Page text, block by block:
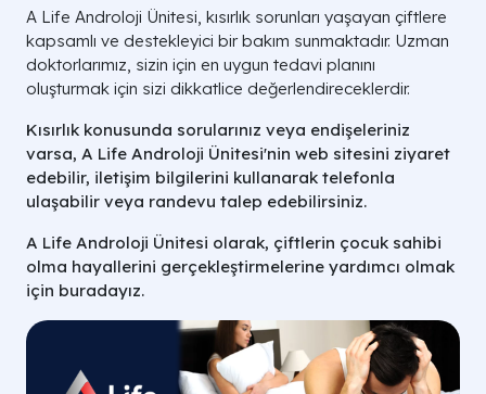
A Life Androloji Ünitesi, kısırlık sorunları yaşayan çiftlere
kapsamlı ve destekleyici bir bakım sunmaktadır. Uzman
doktorlarımız, sizin için en uygun tedavi planını
oluşturmak için sizi dikkatlice değerlendireceklerdir.
Kısırlık konusunda sorularınız veya endişeleriniz
varsa, A Life Androloji Ünitesi'nin web sitesini ziyaret
edebilir, iletişim bilgilerini kullanarak telefonla
ulaşabilir veya randevu talep edebilirsiniz.
A Life Androloji Ünitesi olarak, çiftlerin çocuk sahibi
olma hayallerini gerçekleştirmelerine yardımcı olmak
için buradayız.